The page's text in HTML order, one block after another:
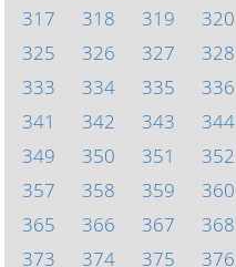
317
318 319 320
325
326 327 328
333
334 335 336
341
342 343 344
349
350 351 352
357
358 359 360
365
366 367 368
373
374 375 376